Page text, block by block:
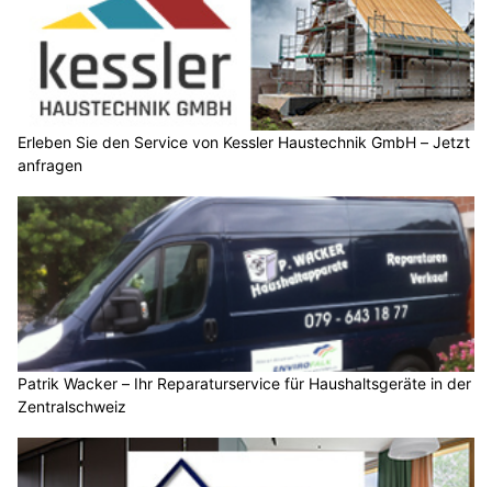
Erleben Sie den Service von Kessler Haustechnik GmbH – Jetzt
anfragen
Patrik Wacker – Ihr Reparaturservice für Haushaltsgeräte in der
Zentralschweiz